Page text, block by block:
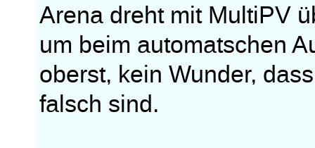
Arena dreht mit MultiPV
um beim automatschen
oberst, kein Wunder,
falsch sind.